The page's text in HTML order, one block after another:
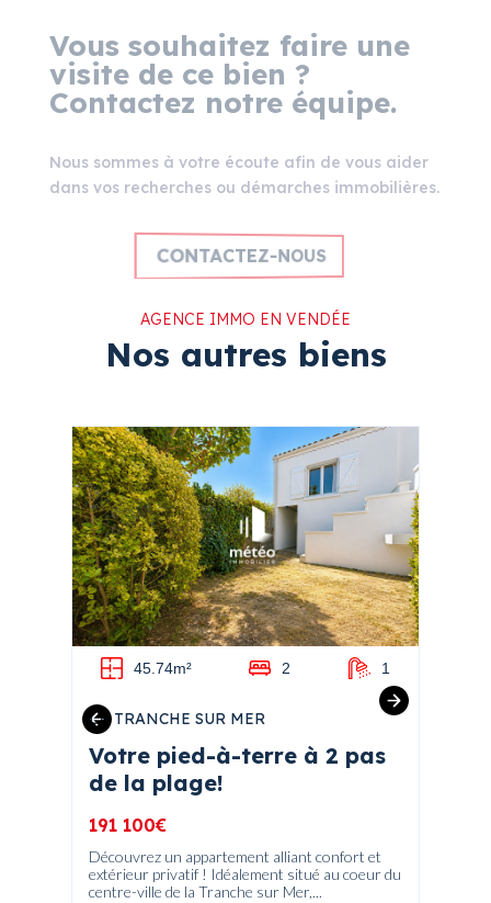
Vous souhaitez faire une
visite de ce bien ?
Contactez notre équipe.
Nous sommes à votre écoute afin de vous aider
dans vos recherches ou démarches immobilières.
CONTACTEZ-NOUS
AGENCE IMMO EN VENDÉE
Nos autres biens
45.74m² 2 1
Votre pied-à-terre à 2 pas
de la plage!
LA TRANCHE SUR MER
191 100€
Découvrez un appartement alliant confort et
extérieur privatif ! Idéalement situé au coeur du
centre-ville de la Tranche sur Mer,...